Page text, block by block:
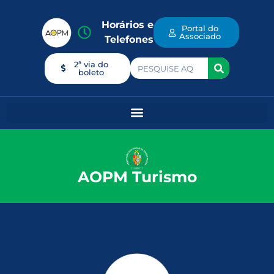
Horários e
Telefones
Portal do
Associado
2ª via do
boleto
AOPM Turismo